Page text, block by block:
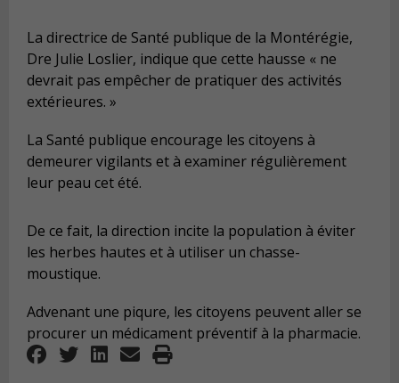
La directrice de Santé publique de la Montérégie,
Dre Julie Loslier, indique que cette hausse « ne
devrait pas empêcher de pratiquer des activités
extérieures. »
La Santé publique encourage les citoyens à
demeurer vigilants et à examiner régulièrement
leur peau cet été.
De ce fait, la direction incite la population à éviter
les herbes hautes et à utiliser un chasse-
moustique.
Advenant une piqure, les citoyens peuvent aller se
procurer un médicament préventif à la pharmacie.